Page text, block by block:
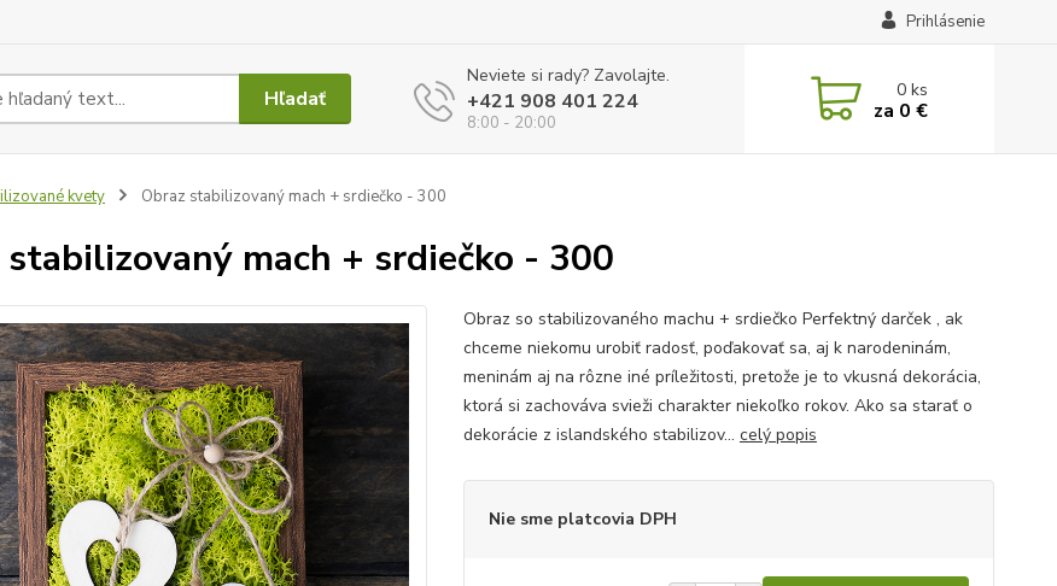
Prihlásenie
Hľadať
Neviete si rady? Zavolajte.
+421 908 401 224
8:00 - 20:00
0ks
za 0 €
kvety Obraz stabilizovaný mach + srdiečko - 300
stabilizovaný mach + srdiečko - 300
Obraz so stabilizovaného machu + srdiečko Perfektný darček , ak
chceme niekomu urobiť radosť, poďakovať sa, aj k narodeninám,
meninám aj na rôzne iné príležitosti, pretože je to vkusná dekorácia,
ktorá si zachováva svieži charakter niekoľko rokov. Ako sa starať o
dekorácie z islandského stabilizov... celý popis
Nie sme platcovia DPH